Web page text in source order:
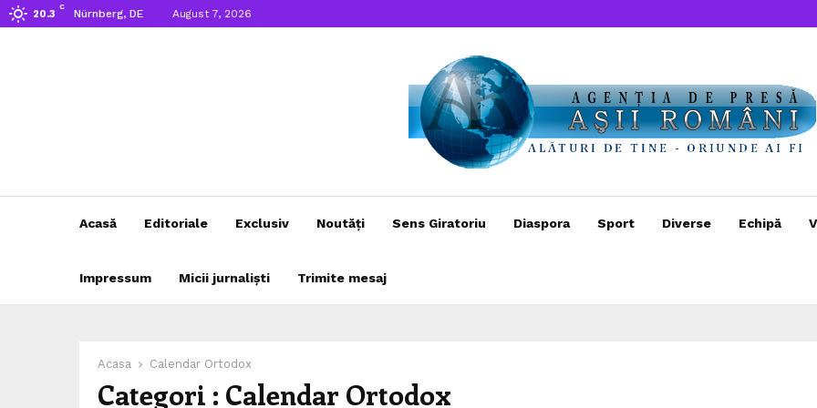
20.3
C
Nürnberg, DE August 7, 2026
Acasă Editoriale Exclusiv Noutăți Sens Giratoriu Diaspora Sport Diverse Echipă
Impressum Micii jurnaliști Trimite mesaj
Acasa Calendar Ortodox
Categori : Calendar Ortodox